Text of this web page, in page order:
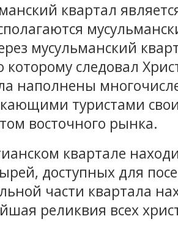
квартал
мусульманский
которому следовал
наполнены
туристами
восточного рынка.
квартале
доступных для
части квартала
реликвия всех